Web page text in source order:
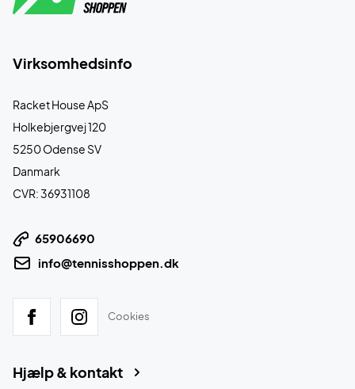
Virksomhedsinfo
Racket House ApS
Holkebjergvej 120
5250 Odense SV
Danmark
CVR: 36931108
65906690
info@tennisshoppen.dk
Cookies
Hjælp & kontakt